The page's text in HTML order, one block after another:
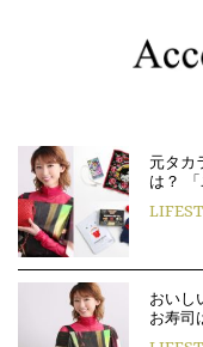
元タカ
は？
おいし
お寿司